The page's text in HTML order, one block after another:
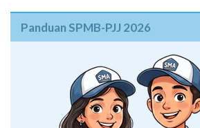
Panduan SPMB-PJJ 2026